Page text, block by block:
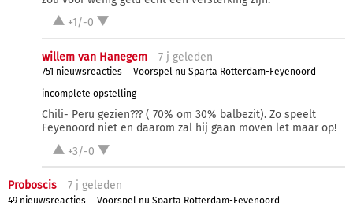
+1/-0
willem van Hanegem 7 j geleden
751 nieuwsreacties
Voorspel nu Sparta Rotterdam-Feyenoord
incomplete opstelling
Chili- Peru gezien??? ( 70% om 30% balbezit). Zo speelt
Feyenoord niet en daarom zal hij gaan moven let maar op!
+3/-0
Proboscis 7 j geleden
49 nieuwsreacties
Voorspel nu Sparta Rotterdam-Feyenoord